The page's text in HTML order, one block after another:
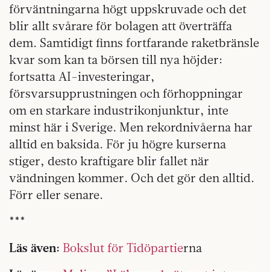
förväntningarna högt uppskruvade och det
blir allt svårare för bolagen att överträffa
dem. Samtidigt finns fortfarande raketbränsle
kvar som kan ta börsen till nya höjder:
fortsatta AI-investeringar,
försvarsupprustningen och förhoppningar
om en starkare industrikonjunktur, inte
minst här i Sverige. Men rekordnivåerna har
alltid en baksida. För ju högre kurserna
stiger, desto kraftigare blir fallet när
vändningen kommer. Och det gör den alltid.
Förr eller senare.
***
Läs även: Bokslut för Tidöpartierna